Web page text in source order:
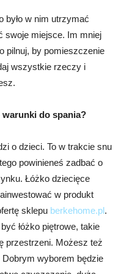
było w nim utrzymać
swoje miejsce. Im mniej
pilnuj, by pomieszczenie
wszystkie rzeczy i
do spania?
o dzieci. To w trakcie snu
powinieneś zadbać o
Łóżko dziecięce
w produkt
sklepu berkehome.pl.
łóżko piętrowe, takie
przestrzeni. Możesz też
Dobrym wyborem będzie